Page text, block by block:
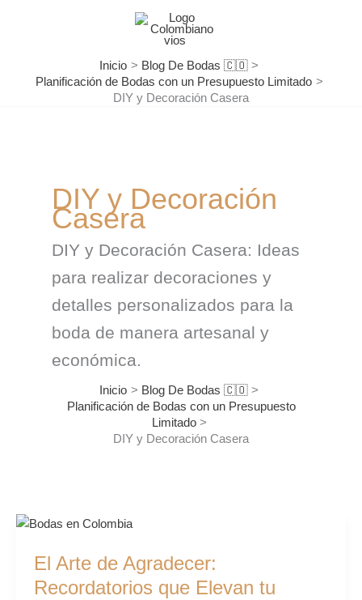
Inicio
Blog De Bodas 🇨🇴
Planificación de Bodas con un Presupuesto Limitado
DIY y Decoración Casera
DIY y Decoración
Casera
DIY y Decoración Casera: Ideas
para realizar decoraciones y
detalles personalizados para la
boda de manera artesanal y
económica.
Inicio
Blog De Bodas 🇨🇴
Planificación de Bodas con un Presupuesto
Limitado
DIY y Decoración Casera
El Arte de Agradecer:
Recordatorios que Elevan tu
El
de
Agradecer: